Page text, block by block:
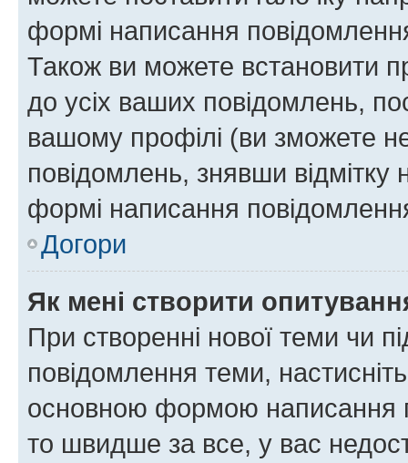
формі написання
Також ви можете встановити
до усіх ваших повідомлень,
вашому профілі (ви зможете
повідомлень, знявши відмітку
формі написання
Догори
Як мені створити
При створенні нової теми чи
повідомлення теми,
основною формою написання
то швидше за все, у вас